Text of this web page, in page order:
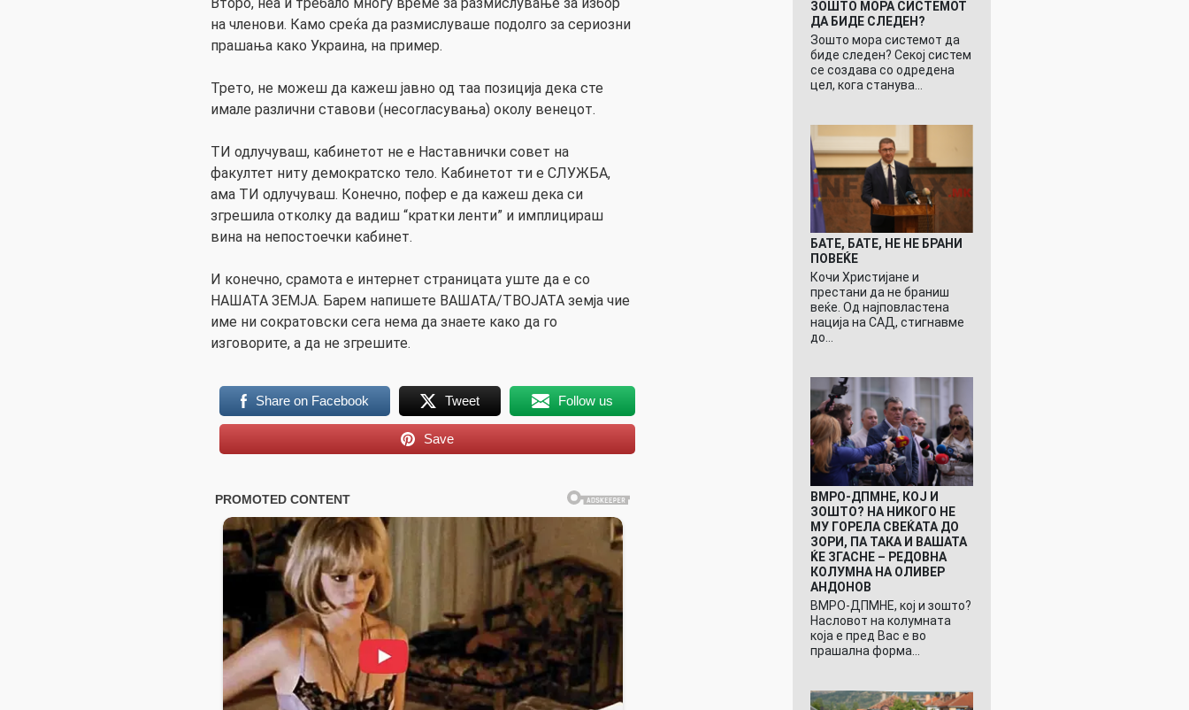
на членови. Камо среќа да размислуваше подолго за сериозни
прашања како Украина, на пример.
Трето, не можеш да кажеш јавно од таа позиција дека сте
имале различни ставови (несогласувања) околу венецот.
ТИ одлучуваш, кабинетот не е Наставнички совет на
факултет ниту демократско тело. Кабинетот ти е СЛУЖБА,
ама ТИ одлучуваш. Конечно, пофер е да кажеш дека си
згрешила отколку да вадиш “кратки ленти” и имплицираш
вина на непостоечки кабинет.
И конечно, срамота е интернет страницата уште да е со
НАШАТА ЗЕМЈА. Барем напишете ВАШАТА/ТВОЈАТА земја чие
име ни сократовски сега нема да знаете како да го
изговорите, а да не згрешите.
Share on Facebook Tweet Follow us
Save
ЗОШТО МОРА СИСТЕМОТ
ДА БИДЕ СЛЕДЕН?
Зошто мора системот да
биде следен? Секој систем
се создава со одредена
цел, кога станува…
БАТЕ, БАТЕ, НЕ НЕ БРАНИ
ПОВЕЌЕ
Кочи Христијане и
престани да не браниш
веќе. Од најповластена
нација на САД, стигнавме
до…
ВМРО-ДПМНЕ, КОЈ И
ЗОШТО? НА НИКОГО НЕ
МУ ГОРЕЛА СВЕЌАТА ДО
ЗОРИ, ПА ТАКА И ВАШАТА
ЌЕ ЗГАСНЕ – РЕДОВНА
КОЛУМНА НА ОЛИВЕР
АНДОНОВ
ВМРО-ДПМНЕ, кој и зошто?
Насловот на колумната
која е пред Вас е во
прашална форма…